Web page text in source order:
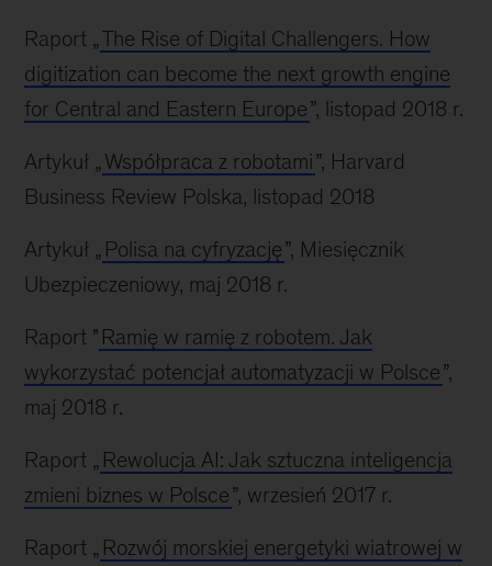
Raport „The Rise of Digital Challengers. How
digitization can become the next growth engine
for Central and Eastern Europe”, listopad 2018 r.
Artykuł „Współpraca z robotami”, Harvard
Business Review Polska, listopad 2018
Artykuł „ Polisa na cyfryzację”, Miesięcznik
Ubezpieczeniowy, maj 2018 r.
Raport " Ramię w ramię z robotem. Jak
wykorzystać potencjał automatyzacji w Polsce”,
maj 2018 r.
Raport „ Rewolucja AI: Jak sztuczna inteligencja
zmieni biznes w Polsce”, wrzesień 2017 r.
Raport „ Rozwój morskiej energetyki wiatrowej w